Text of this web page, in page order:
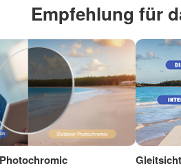
Empfehlung für